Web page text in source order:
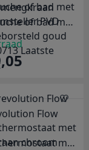
of bad met
PVD
goud
Laatste
Flow
met